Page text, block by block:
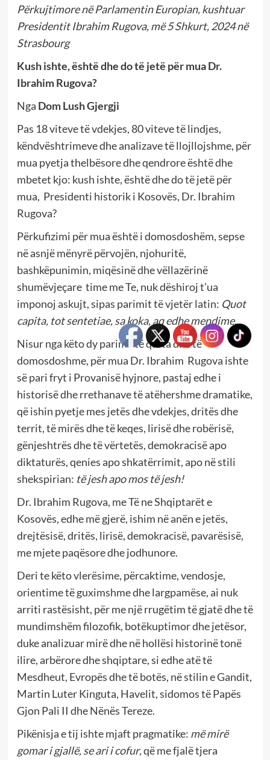
Përkujtimore në Parlamentin Europian, kushtuar
Presidentit Ibrahim Rugova, më 5 Shkurt, 2024 në
Strasbourg
Kush ishte, është dhe do të jetë për mua Dr.
Ibrahim Rugova?
Nga Dom Lush Gjergji
Pas 18 viteve të vdekjes, 80 viteve të lindjes,
këndvështrimeve dhe analizave të llojllojshme, për
mua pyetja thelbësore dhe qendrore është dhe
mbetet kjo: kush ishte, është dhe do të jetë për
mua, Presidenti historik i Kosovës, Dr. Ibrahim
Rugova?
Përkufizimi për mua është i domosdoshëm, sepse
në asnjë mënyrë përvojën, njohuritë,
bashkëpunimin, miqësinë dhe vëllazërinë
shumëvjeçare time me Te, nuk dëshiroj t’ua
imponoj askujt, sipas parimit të vjetër latin: Quot
capita, tot sentetiae, sa koka, aq edhe mendime.
Nisur nga këto dy parime të qarta dhe të
domosdoshme, për mua Dr. Ibrahim Rugova ishte
së pari fryt i Provanisë hyjnore, pastaj edhe i
historisë dhe rrethanave të atëhershme dramatike,
që ishin pyetje mes jetës dhe vdekjes, dritës dhe
territ, të mirës dhe të keqes, lirisë dhe robërisë,
gënjeshtrës dhe të vërtetës, demokracisë apo
diktaturës, qenies apo shkatërrimit, apo në stili
shekspirian: të jesh apo mos të jesh!
Dr. Ibrahim Rugova, me Të ne Shqiptarët e
Kosovës, edhe më gjerë, ishim në anën e jetës,
drejtësisë, dritës, lirisë, demokracisë, pavarësisë,
me mjete paqësore dhe jodhunore.
Deri te këto vlerësime, përcaktime, vendosje,
orientime të guximshme dhe largpamëse, ai nuk
arriti rastësisht, për me një rrugëtim të gjatë dhe të
mundimshëm filozofik, botëkuptimor dhe jetësor,
duke analizuar mirë dhe në hollësi historinë tonë
ilire, arbërore dhe shqiptare, si edhe atë të
Mesdheut, Evropës dhe të botës, në stilin e Gandit,
Martin Luter Kinguta, Havelit, sidomos të Papës
Gjon Pali II dhe Nënës Tereze.
Pikënisja e tij ishte mjaft pragmatike: më mirë
gomar i gjallë, se ari i cofur, që me fjalë tjera